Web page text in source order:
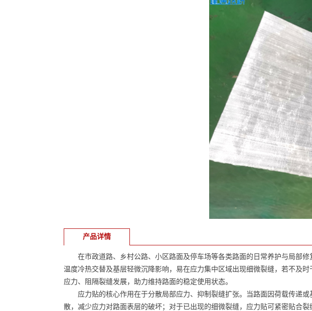
产品详情
在市政道路、乡村公路、小区路面及停车场等各类路面的日常养护与局部修
温度冷热交替及基层轻微沉降影响，易在应力集中区域出现细微裂缝，若不及
应力、阻隔裂缝发展，助力维持路面的稳定使用状态。
应力贴的核心作用在于分散局部应力、抑制裂缝扩张。当路面因荷载传递或
散，减少应力对路面表层的破坏；对于已出现的细微裂缝，应力贴可紧密贴合